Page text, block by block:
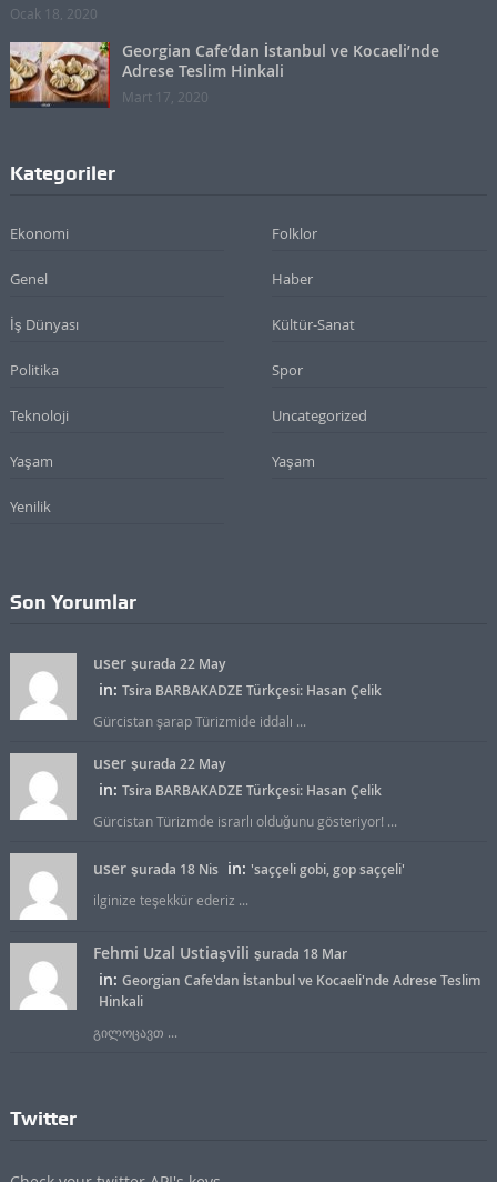
Ocak 18, 2020
Georgian Cafe’dan İstanbul ve Kocaeli’nde
Adrese Teslim Hinkali
Mart 17, 2020
Kategoriler
Ekonomi Folklor
Genel Haber
İş Dünyası Kültür-Sanat
Politika Spor
Teknoloji Uncategorized
Yaşam Yaşam
Yenilik
Son Yorumlar
user şurada 22 May
in: Tsira BARBAKADZE Türkçesi: Hasan Çelik
Gürcistan şarap Türizmide iddalı ...
user şurada 22 May
in: Tsira BARBAKADZE Türkçesi: Hasan Çelik
Gürcistan Türizmde israrlı olduğunu gösteriyor! ...
user şurada 18 Nis in: 'saççeli gobi, gop saççeli'
ilginize teşekkür ederiz ...
Fehmi Uzal Ustiaşvili şurada 18 Mar
in: Georgian Cafe'dan İstanbul ve Kocaeli'nde Adrese Teslim
Hinkali
გილოცავთ ...
Twitter